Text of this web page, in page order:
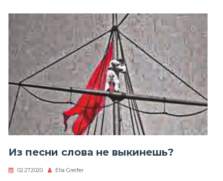
Из песни слова не выкинешь?
02.27.2020 Ella Greifer